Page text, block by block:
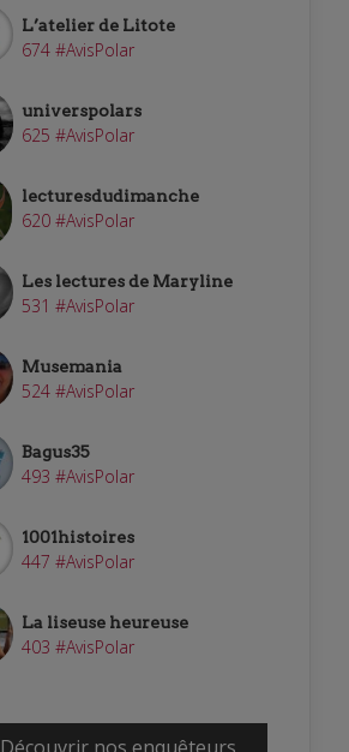
L’atelier de Litote
674 #AvisPolar
universpolars
625 #AvisPolar
lecturesdudimanche
620 #AvisPolar
Les lectures de Maryline
531 #AvisPolar
Musemania
524 #AvisPolar
Bagus35
493 #AvisPolar
1001histoires
447 #AvisPolar
La liseuse heureuse
403 #AvisPolar